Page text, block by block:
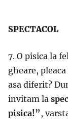
SPECTACOL
7. O pisica la
gheare,
asa diferit?
invitam la
pisica!” ,